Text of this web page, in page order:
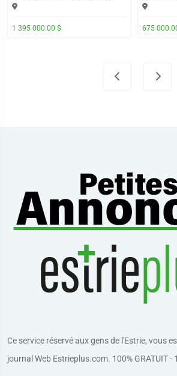
1 395 000.00 $ 675
Ce service réservé aux gens de l'Estrie, vous
journal Web Estrieplus.com. 100% GRATUIT -